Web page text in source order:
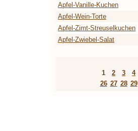
Apfel-Vanille-Kuchen
Apfel-Wein-Torte
Apfel-Zimt-Streuselkuchen
Apfel-Zwiebel-Salat
1
2 3 4
26 27 28 29